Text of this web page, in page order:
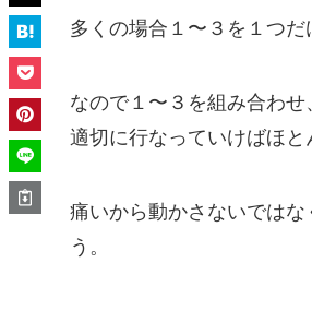
多くの場合１〜３を１つだ
なので１〜３を組み合わ
適切に行なっていけばほと
痛いから動かさないでは
う。